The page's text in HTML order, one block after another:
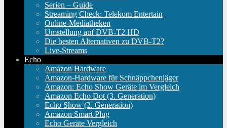
Serien – Guide
Streaming Check: Telekom Entertain
Online-Mediatheken
Umstellung auf DVB-T2 HD
Die besten Alternativen zu DVB-T2?
Live-Streams
Echo
Amazon Hardware
Amazon-Hardware für Schnäppchenjäger
Amazon: Echo Show Geräte im Vergleich
Amazon Echo Dot (3. Generation)
Echo Show (2. Generation)
Amazon Smart Plug
Echo Geräte Vergleich